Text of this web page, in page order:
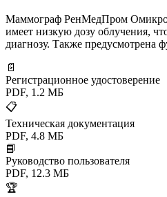
Маммограф РенМедПром Омикрон
имеет низкую дозу облучения,
диагнозу. Также предусмотрена
📄
Регистрационное удостоверение
PDF, 1.2 МБ
📋
Техническая документация
PDF, 4.8 МБ
📘
Руководство пользователя
PDF, 12.3 МБ
🏆